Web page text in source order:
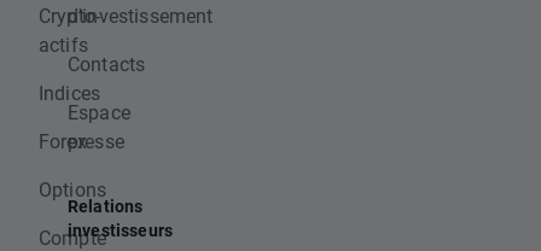
Crypto-
actifs
Indices
Forex
Options
Compte
d'investissement
Contacts
Espace
presse
Relations
investisseurs